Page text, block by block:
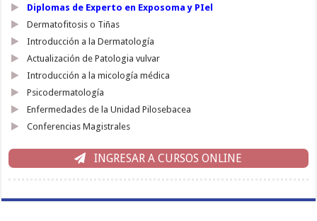
Diplomas de Experto en Exposoma y PIel
Dermatofitosis o Tiñas
Introducción a la Dermatología
Actualización de Patologia vulvar
Introducción a la micología médica
Psicodermatología
Enfermedades de la Unidad Pilosebacea
Conferencias Magistrales
INGRESAR A CURSOS ONLINE